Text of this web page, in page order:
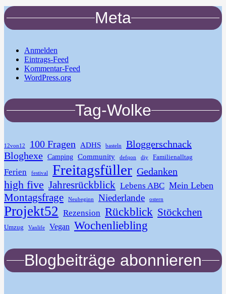
Meta
Anmelden
Eintrags-Feed
Kommentar-Feed
WordPress.org
Tag-Wolke
12von12 100 Fragen ADHS basteln
Bloggerschnack
Bloghexe Camping Community defqon diy Familienalltag
Ferien festival Freitagsfüller Gedanken
high five Jahresrückblick Lebens ABC Mein Leben
Montagsfrage Neubeginn Niederlande ostern
Projekt52 Rezension Rückblick Stöckchen
Umzug Vanlife Vegan Wochenliebling
Blogbeiträge abonnieren